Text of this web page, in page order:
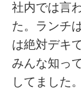
社内では言
た。ランチ
は絶対デキ
みんな知っ
してました。